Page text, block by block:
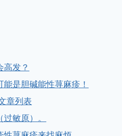
高发？
是胆碱能性荨麻疹！
章列表
敏原）。